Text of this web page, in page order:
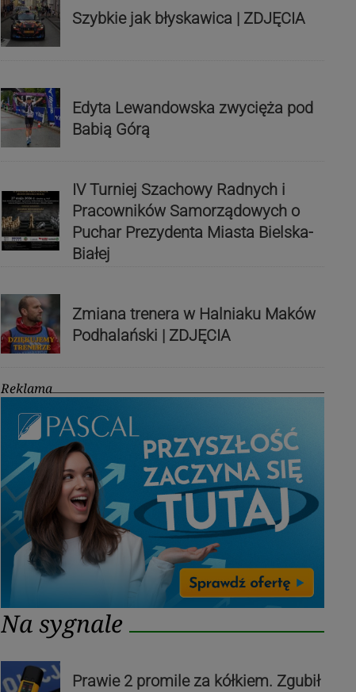
Szybkie jak błyskawica | ZDJĘCIA
Edyta Lewandowska zwycięża pod
Babią Górą
IV Turniej Szachowy Radnych i
Pracowników Samorządowych o
Puchar Prezydenta Miasta Bielska-
Białej
Zmiana trenera w Halniaku Maków
Podhalański | ZDJĘCIA
Reklama
Na sygnale
Prawie 2 promile za kółkiem. Zgubił